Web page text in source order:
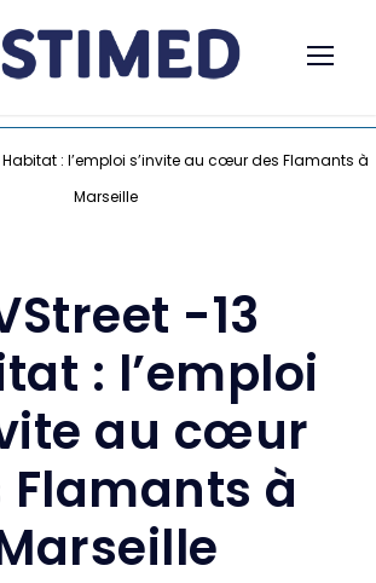
Habitat : l’emploi s’invite au cœur des Flamants à
Marseille
-13
: l’emploi
au cœur
Flamants à